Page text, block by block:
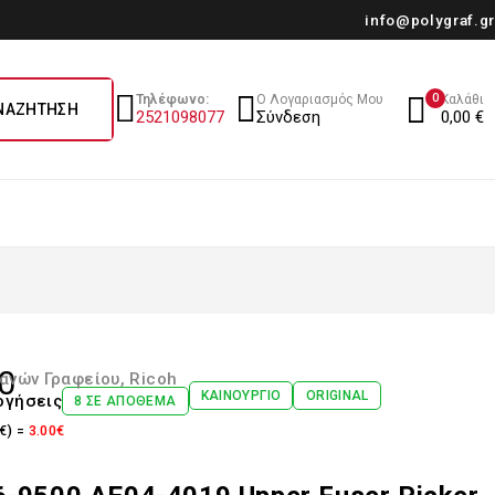
info@polygraf.gr
Τηλέφωνο:
2521098077
Ο Λογαριασμός Μου
Σύνδεση
0 Καλάθι
0,00 €
Γραφείου, Ricoh
8 ΣΕ ΑΠΌΘΕΜΑ ΚΑΙΝΟΎΡΓΙΟ ORIGINAL
= 3.00€